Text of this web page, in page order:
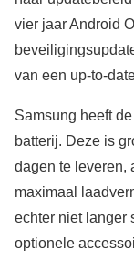
vier jaar Android
van een up-to-
Samsung heeft
batterij. Deze is
dagen te leveren,
maximaal
echter niet langer
optionele